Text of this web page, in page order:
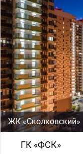
ЖК «Сколковский»
ГК «ФСК»